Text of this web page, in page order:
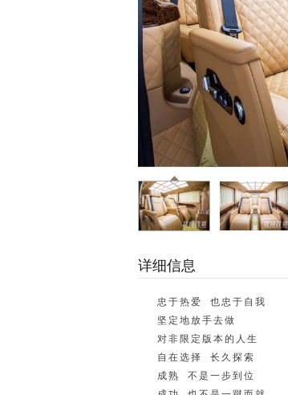
详细信息
忠于热爱 也忠于自我
坚定地放手去做
对非限定版本的人生
自在选择 长久探索
成熟 不是一步到位